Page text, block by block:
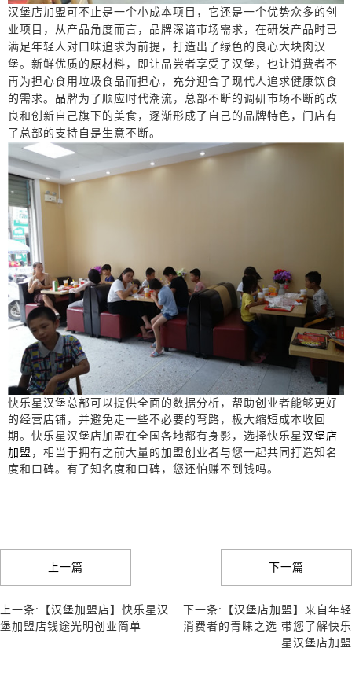
汉堡店加盟可不止是一个小成本项目，它还是一个优势众多的创
业项目，从产品角度而言，品牌深谙市场需求，在研发产品时已
满足年轻人对口味追求为前提，打造出了绿色的良心大块肉汉
堡。 新鲜优质的 原材料 ，即让品尝者享受了汉堡 ，也让消费者不
再为担心食用垃圾食品而担心，充分迎合了现代人追求健康饮食
的需求。品牌为了顺应时代潮流，总部不断的调研市场不断的改
良和创新自己旗下的美食，逐渐形成了自己的品牌特色，门店有
了总部的支持自是生意不断。
快乐星汉堡总部可以提供全面的数据分析，帮助创业者能够更好
的经营店铺，并避免走一些不必要的弯路，极大缩短成本收回
期。快乐星汉堡店加盟在全国各地都有身影，选择快乐星汉堡店
加盟 ，相当于拥有之前大量的加盟创业者与您一起共同打造知名
度和口碑。有了知名度和口碑，您还怕赚不到钱吗。
上一篇
上一条:【汉堡加盟店】快乐星汉
堡加盟店钱途光明创业简单
下一篇
下一条:【汉堡店加盟】来自年轻
消费者的青睐之选 带您了解快乐
星汉堡店加盟